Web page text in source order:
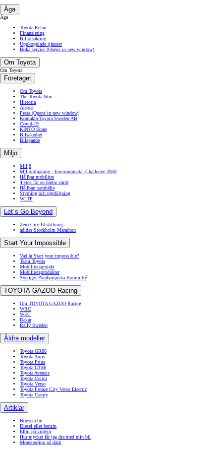
Äga
Äga
Toyota Relax
Finansiering
Bilförsäkring
Uppkopplade tjänster
Boka service (Opens in new window)
Om Toyota
Om Toyota
Företaget
Om Toyota
The Toyota Way
Historia
Ansvar
Press (Opens in new window)
Kontakta Toyota Sweden AB
Covid-19
KINTO Share
Bilsäkerhet
Bilägande
Miljö
Miljö
Miljöutmaning - Environmental Challenge 2050
Hållbar mobilitet
4 steg för en bättre värld
Hållbart samhälle
Styrning och uppföljning
WLTP
Let´s Go Beyond
Zero City Utställning
adidas Stockholm Marathon
Start Your Impossible
Vad är Start your impossible?
Team Toyota
Mobilitetsprojekt
Mobilitetsprodukter
Sveriges Paralympiska Kommitté
TOYOTA GAZOO Racing
Om TOYOTA GAZOO Racing
WRC
WEC
Dakar
Rally Sweden
Äldre modeller
Toyota GR86
Toyota Auris
Toyota Prius
Toyota GT86
Toyota Avensis
Toyota Celica
Toyota Verso
Toyota Proace City Verso Electric
Toyota Camry
Artiklar
Bogsera bil
Diesel eller bensin
Elbil på vintern
Hur mycket får jag dra med min bil
Mönsterdjup på däck